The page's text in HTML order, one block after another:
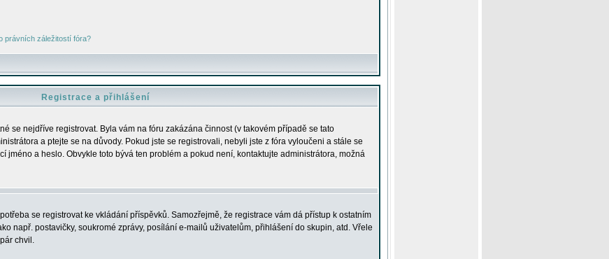
právních záležitostí fóra?
Registrace a přihlášení
se nejdříve registrovat. Byla vám na fóru zakázána činnost (v takovém případě se tato
a ptejte se na důvody. Pokud jste se registrovali, nebyli jste z fóra vyloučeni a stále se
jméno a heslo. Obvykle toto bývá ten problém a pokud není, kontaktujte administrátora, možná
se registrovat ke vkládání příspěvků. Samozřejmě, že registrace vám dá přístup k ostatním
např. postavičky, soukromé zprávy, posílání e-mailů uživatelům, přihlášení do skupin, atd. Vřele
chvil.